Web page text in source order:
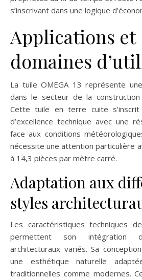
s’inscrivant dans une logique
Applications et
domaines
La tuile OMEGA 13 représente
dans le secteur de la
Cette tuile en terre cuite s’inscrit
d’excellence technique avec une
face aux conditions
nécessite une attention particulière
à 14,3 pièces par mètre carré.
Adaptation aux
styles
Les caractéristiques techniques
permettent son intégration
architecturaux variés. Sa
une esthétique naturelle
traditionnelles comme modernes.